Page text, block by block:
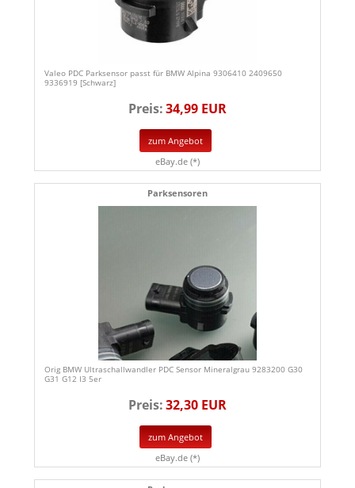
Valeo PDC Parksensor passt für BMW Alpina 9306410 2409650
9336919 [Schwarz]
Preis:34,99 EUR
zum Angebot
eBay.de (*)
Parksensoren
Orig BMW Ultraschallwandler PDC Sensor Mineralgrau 9283200 G30
G31 G12 I3 5er
Preis:32,30 EUR
zum Angebot
eBay.de (*)